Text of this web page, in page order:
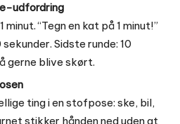
udfordring
“Tegn en kat på 1 minut!”
Sidste runde: 10
gerne blive skørt.
ting i en stofpose: ske, bil,
stikker hånden ned uden at